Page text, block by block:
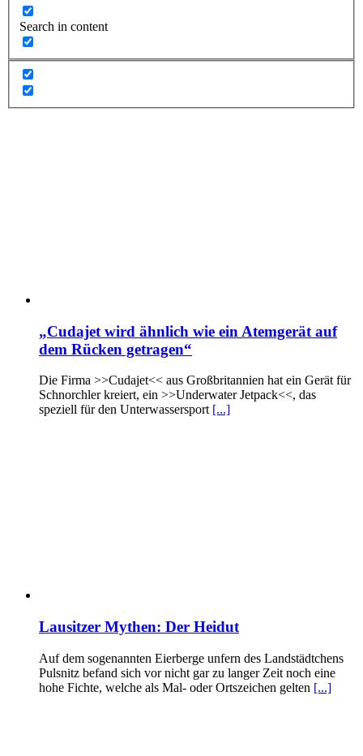
Search in content
„Cudajet wird ähnlich wie ein Atemgerät auf
dem Rücken getragen“
Die Firma >>Cudajet<< aus Großbritannien hat ein Gerät für
Schnorchler kreiert, ein >>Underwater Jetpack<<, das
speziell für den Unterwassersport [...]
Lausitzer Mythen: Der Heidut
Auf dem sogenannten Eierberge unfern des Landstädtchens
Pulsnitz befand sich vor nicht gar zu langer Zeit noch eine
hohe Fichte, welche als Mal- oder Ortszeichen gelten [...]